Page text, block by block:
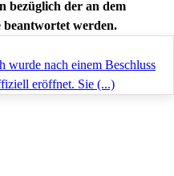
bezüglich der an dem
beantwortet werden.
wurde nach einem Beschluss
eröffnet. Sie (...)